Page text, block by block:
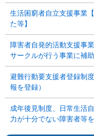
生活困窮者自立支援事業
た等】
障害者自発的活動支援事
サークルが行う事業に補助
避難行動要支援者登録制
報を登録）
成年後見制度、日常生活
力が十分でない障害者等を